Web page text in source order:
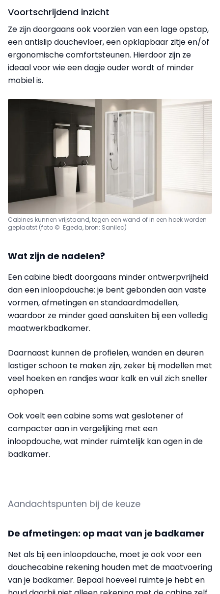
Voortschrijdend inzicht
Ze zijn doorgaans ook voorzien van een lage opstap,
een antislip douchevloer, een opklapbaar zitje en/of
ergonomische comfortsteunen. Hierdoor zijn ze
ideaal voor wie een dagje ouder wordt of minder
mobiel is.
Cabines kunnen vrijstaand, tegen een wand of in een hoek worden
geplaatst (foto © Egeda, bron: Sanilec)
Wat zijn de nadelen?
Een cabine biedt doorgaans minder ontwerpvrijheid
dan een inloopdouche: je bent gebonden aan vaste
vormen, afmetingen en standaardmodellen,
waardoor ze minder goed aansluiten bij een volledig
maatwerkbadkamer.
Daarnaast kunnen de profielen, wanden en deuren
lastiger schoon te maken zijn, zeker bij modellen met
veel hoeken en randjes waar kalk en vuil zich sneller
ophopen.
Ook voelt een cabine soms wat geslotener of
compacter aan in vergelijking met een
inloopdouche, wat minder ruimtelijk kan ogen in de
badkamer.
Aandachtspunten bij de keuze
De afmetingen: op maat van je badkamer
Net als bij een inloopdouche, moet je ook voor een
douchecabine rekening houden met de maatvoering
van je badkamer. Bepaal hoeveel ruimte je hebt en